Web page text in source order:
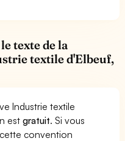
texte de la
textile d'Elbeuf,
Industrie textile
estgratuit. Si vous
convention